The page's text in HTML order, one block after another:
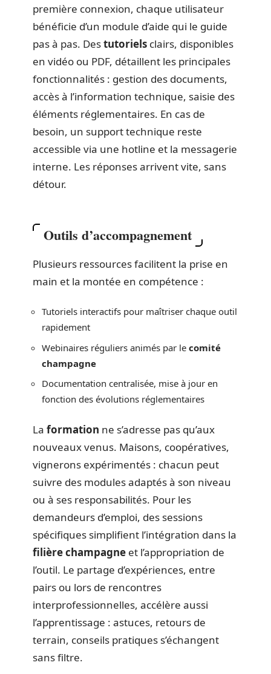
première connexion, chaque utilisateur
bénéficie d’un module d’aide qui le guide
pas à pas. Destutoriels clairs, disponibles
en vidéo ou PDF, détaillent les principales
fonctionnalités : gestion des documents,
accès à l’information technique, saisie des
éléments réglementaires. En cas de
besoin, un support technique reste
accessible via une hotline et la messagerie
interne. Les réponses arrivent vite, sans
détour.
Outils d’accompagnement
Plusieurs ressources facilitent la prise en
main et la montée en compétence :
Tutoriels interactifs pour maîtriser chaque outil
rapidement
Webinaires réguliers animés par le comité
champagne
Documentation centralisée, mise à jour en
fonction des évolutions réglementaires
La formation ne s’adresse pas qu’aux
nouveaux venus. Maisons, coopératives,
vignerons expérimentés : chacun peut
suivre des modules adaptés à son niveau
ou à ses responsabilités. Pour les
demandeurs d’emploi, des sessions
spécifiques simplifient l’intégration dans la
filière champagne et l’appropriation de
l’outil. Le partage d’expériences, entre
pairs ou lors de rencontres
interprofessionnelles, accélère aussi
l’apprentissage : astuces, retours de
terrain, conseils pratiques s’échangent
sans filtre.